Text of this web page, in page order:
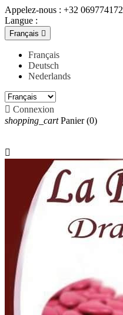
Appelez-nous : +32 069774172
Langue :
Français 
Français
Deutsch
Nederlands
 Connexion
shopping_cart Panier (0)
